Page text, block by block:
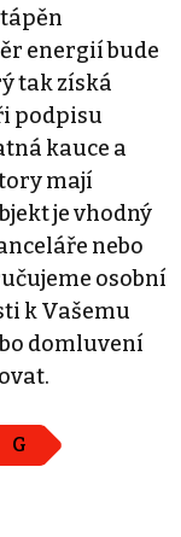
energií bude
tak získá
podpisu
kauce a
mají
je vhodný
nebo
osobní
k Vašemu
domluvení
G